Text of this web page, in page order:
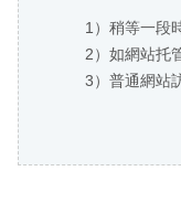
1）稍等一段
2）如網站托管
3）普通網站訪